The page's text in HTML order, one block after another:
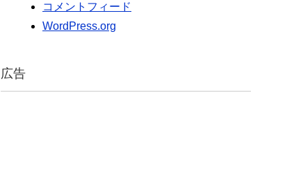
コメントフィード
WordPress.org
広告